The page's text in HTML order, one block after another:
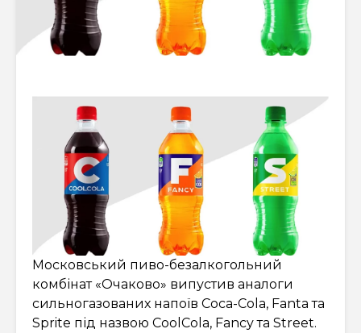
Московський пиво-безалкогольний
комбінат «Очаково» випустив аналоги
сильногазованих напоїв Coca-Cola, Fanta та
Sprite під назвою CoolCola, Fancy та Street.